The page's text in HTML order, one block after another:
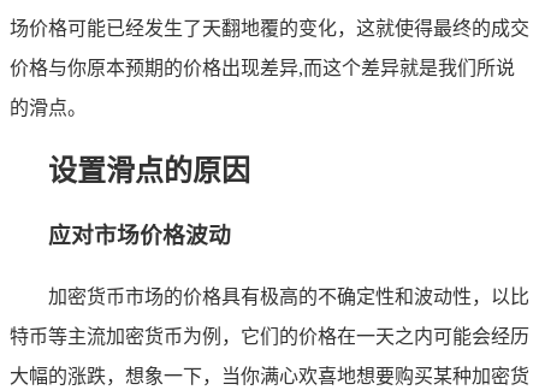
场价格可能已经发生了天翻地覆的变化，这就使得最终的成交
价格与你原本预期的价格出现差异,而这个差异就是我们所说
的滑点。
设置滑点的原因
应对市场价格波动
加密货币市场的价格具有极高的不确定性和波动性，以比
特币等主流加密货币为例，它们的价格在一天之内可能会经历
大幅的涨跌，想象一下，当你满心欢喜地想要购买某种加密货